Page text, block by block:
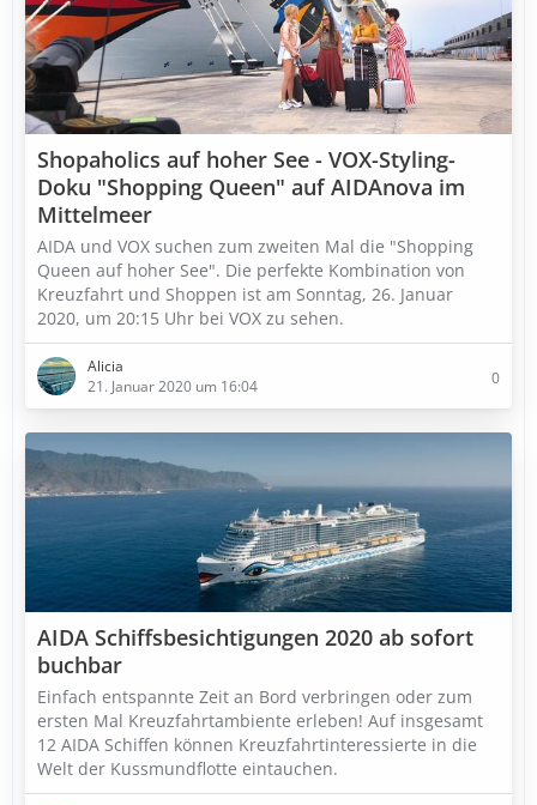
Shopaholics auf hoher See - VOX-Styling-
Doku "Shopping Queen" auf AIDAnova im
Mittelmeer
AIDA und VOX suchen zum zweiten Mal die "Shopping
Queen auf hoher See". Die perfekte Kombination von
Kreuzfahrt und Shoppen ist am Sonntag, 26. Januar
2020, um 20:15 Uhr bei VOX zu sehen.
Alicia
21. Januar 2020 um 16:04
0
AIDA Schiffsbesichtigungen 2020 ab sofort
buchbar
Einfach entspannte Zeit an Bord verbringen oder zum
ersten Mal Kreuzfahrtambiente erleben! Auf insgesamt
12 AIDA Schiffen können Kreuzfahrtinteressierte in die
Welt der Kussmundflotte eintauchen.